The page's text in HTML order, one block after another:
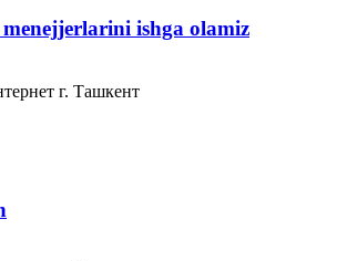
ishga olamiz
г. Ташкент